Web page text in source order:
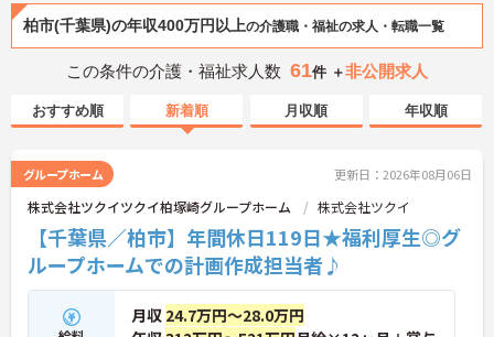
柏市(千葉県)の年収400万円以上の介護職・福祉の求人・転職一覧
この条件の介護・福祉求人数 61件 ＋非公開求人
おすすめ順 新着順 月収順 年収順
グループホーム 更新日：2026年08月06日
株式会社ツクイツクイ柏塚崎グループホーム 株式会社ツクイ
【千葉県／柏市】年間休日119日★福利厚生◎グ
ループホームでの計画作成担当者♪
月収 24.7万円～28.0万円